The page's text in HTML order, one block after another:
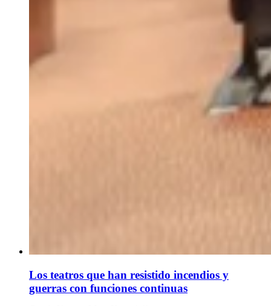
Los teatros que han resistido incendios y
guerras con funciones continuas